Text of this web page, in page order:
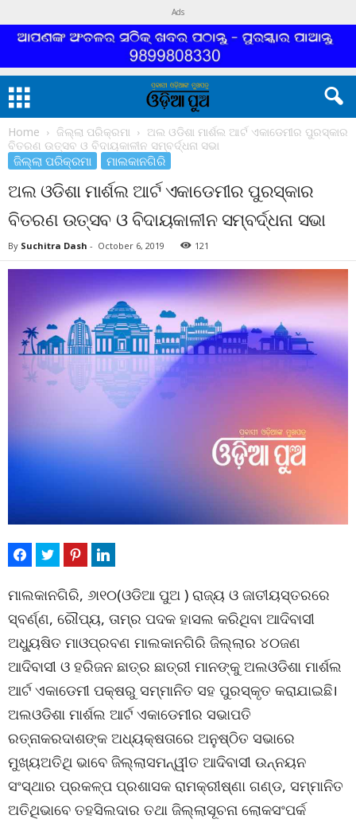
Ads
Home ଜିଲ୍ଲା ପରିକ୍ରମା
ଅଲ ଓଡିଶା ମାର୍ଶଲ ଆର୍ଟ ଏକାଡେମୀର ପୁରସ୍କାର
ବିତରଣ ଉତ୍ସବ ଓ ବିଦାୟକାଳୀନ ସମ୍ବର୍ଦ୍ଧନା ସଭା
ଜିଲ୍ଲା ପରିକ୍ରମା ମାଲକାନଗିରି
ଅଲ ଓଡିଶା ମାର୍ଶଲ ଆର୍ଟ ଏକାଡେମୀର ପୁରସ୍କାର
ବିତରଣ ଉତ୍ସବ ଓ ବିଦାୟକାଳୀନ ସମ୍ବର୍ଦ୍ଧନା ସଭା
By Suchitra Dash - October 6, 2019 121
ମାଲକାନଗିରି, ୬ା୧୦(ଓଡିଆ ପୁଅ ) ରାଜ୍ୟ ଓ ଜାତୀୟସ୍ତରରେ
ସ୍ବର୍ଣ୍ଣ, ରୌପ୍ୟ, ତାମ୍ର ପଦକ ହାସଲ କରିଥିବା ଆଦିବାସୀ
ଅଧ୍ୟୁଷିତ ମାଓପ୍ରବଣ ମାଲକାନଗିରି ଜିଲ୍ଲାର ୪୦ଜଣ
ଆଦିବାସୀ ଓ ହରିଜନ ଛାତ୍ର ଛାତ୍ରୀ ମାନଙ୍କୁ ଅଲଓଡିଶା ମାର୍ଶଲ
ଆର୍ଟ ଏକାଡେମୀ ପକ୍ଷରୁ ସମ୍ମାନିତ ସହ ପୁରସ୍କୃତ କରାଯାଇଛି।
ଅଲଓଡିଶା ମାର୍ଶଲ ଆର୍ଟ ଏକାଡେମୀର ସଭାପତି
ରତ୍ନାକରଦାଶଙ୍କ ଅଧ୍ୟକ୍ଷତାରେ ଅନୁଷ୍ଠିତ ସଭାରେ
ମୁଖ୍ୟଅତିଥି ଭାବେ ଜିଲ୍ଲାସମନ୍ୱୀତ ଆଦିବାସୀ ଉନ୍ନୟନ
ସଂସ୍ଥାର ପ୍ରକଳ୍ପ ପ୍ରଶାସକ ରାମକ୍ରୀଷ୍ଣା ଗଣ୍ଡ, ସମ୍ମାନିତ
ଅତିଥିଭାବେ ତହସିଲଦାର ତଥା ଜିଲ୍ଲାସୂଚନା ଲୋକସଂପର୍କ